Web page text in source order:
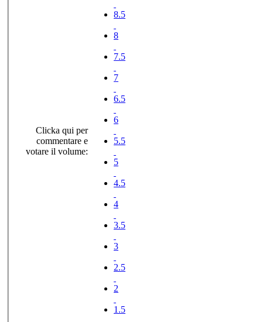
Clicka qui per
commentare e
votare il volume:
8.5
8
7.5
7
6.5
6
5.5
5
4.5
4
3.5
3
2.5
2
1.5